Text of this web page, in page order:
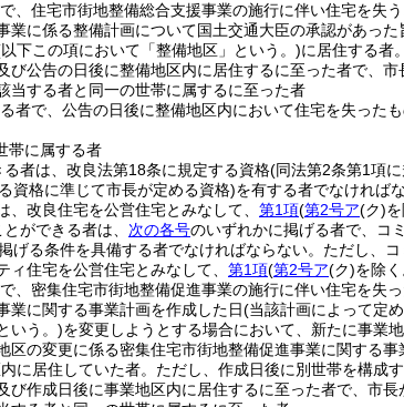
、住宅市街地整備総合支援事業の施行に伴い住宅を失
業に係る整備計画について国土交通大臣の承認があった
下この項において「整備地区」という。)に居住する者。
び公告の日後に整備地区内に居住するに至った者で、
当する者と同一の世帯に属するに至った者
者で、公告の日後に整備地区内において住宅を失った
帯に属する者
者は、改良法第18条に規定する資格(同法第2条第1項
資格に準じて市長が定める資格)を有する者でなければな
改良住宅を公営住宅とみなして、 第1項(第2号ア(ク)
ができる者は、 次の各号のいずれかに掲げる者で、コ
げる条件を具備する者でなければならない。 ただし、
住宅を公営住宅とみなして、 第1項(第2号ア(ク)を除
、密集住宅市街地整備促進事業の施行に伴い住宅を失
業に関する事業計画を作成した日(当該計画によって定
いう。)を変更しようとする場合において、新たに事業
区の変更に係る密集住宅市街地整備促進事業に関する
に居住していた者。 ただし、作成日後に別世帯を構成
び作成日後に事業地区内に居住するに至った者で、市